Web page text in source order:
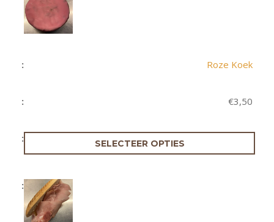
Roze Koek
€3,50
SELECTEER OPTIES